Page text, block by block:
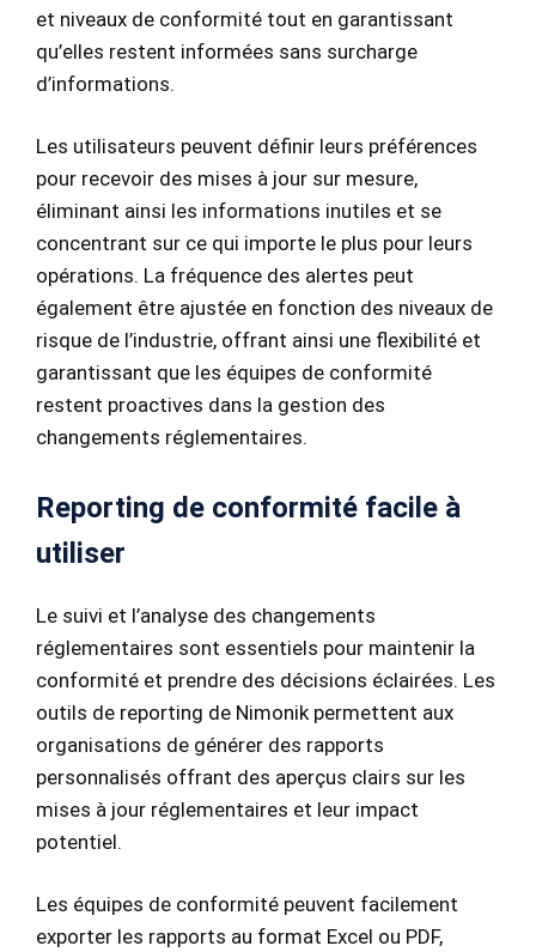
et niveaux de conformité tout en garantissant
qu’elles restent informées sans surcharge
d’informations.
Les utilisateurs peuvent définir leurs préférences
pour recevoir des mises à jour sur mesure,
éliminant ainsi les informations inutiles et se
concentrant sur ce qui importe le plus pour leurs
opérations. La fréquence des alertes peut
également être ajustée en fonction des niveaux de
risque de l’industrie, offrant ainsi une flexibilité et
garantissant que les équipes de conformité
restent proactives dans la gestion des
changements réglementaires.
Reporting de conformité facile à
utiliser
Le suivi et l’analyse des changements
réglementaires sont essentiels pour maintenir la
conformité et prendre des décisions éclairées. Les
outils de reporting de Nimonik permettent aux
organisations de générer des rapports
personnalisés offrant des aperçus clairs sur les
mises à jour réglementaires et leur impact
potentiel.
Les équipes de conformité peuvent facilement
exporter les rapports au format Excel ou PDF,